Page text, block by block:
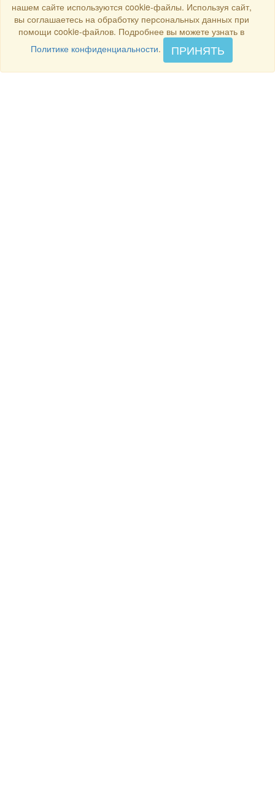
нашем сайте используются cookie-файлы. Используя сайт,
вы соглашаетесь на обработку персональных данных при
помощи cookie-файлов. Подробнее вы можете узнать в
Политике конфиденциальности. ПРИНЯТЬ